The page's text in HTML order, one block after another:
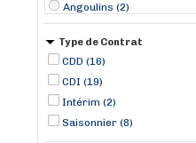
Angoulins (2)
Châtelaillon-Plage (2)
La Tremblade (2)
Les Mathes (2)
Pons (2)
Saint-Georges-d'Oléron (2)
Saint-Palais-sur-Mer (2)
Type de Contrat
CDD (16)
CDI (19)
Intérim (2)
Saisonnier (8)